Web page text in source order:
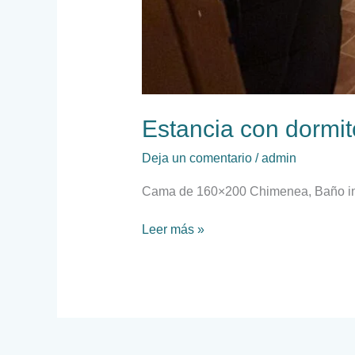
Estancia con
Deja un comentario /admin
Cama de 160×200 Chimenea, Baño
Leer más »